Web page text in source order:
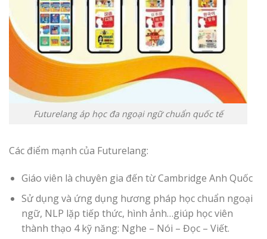
Futurelang áp học đa ngoại ngữ chuẩn quốc tế
Các điểm mạnh của Futurelang:
Giáo viên là chuyên gia đến từ Cambridge Anh Quốc
Sử dụng và ứng dụng hương pháp học chuẩn ngoại
ngữ, NLP lặp tiếp thức, hình ảnh…giúp học viên
thành thạo 4 kỹ năng: Nghe – Nói – Đọc – Viết.